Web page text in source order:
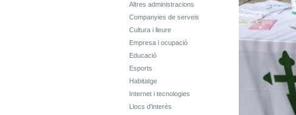
Altres administracions
Companyies de serveis
Cultura i lleure
Empresa i ocupació
Educació
Esports
Habitatge
Internet i tecnologies
Llocs d'interès